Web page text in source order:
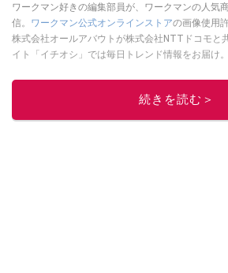
ワークマン好きの編集部員が、ワークマンの人気
信。 ワークマン公式オンラインストアの画像使用
株式会社オールアバウトが株式会社NTTドコモと
イト「イチオシ」では毎日トレンド情報をお届け。
このイチオシ
続きを読む＞